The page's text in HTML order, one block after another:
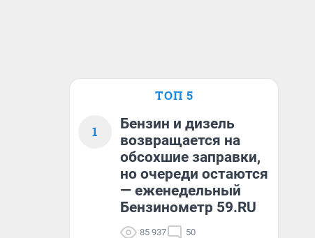
ТОП 5
1
Бензин и дизель
возвращается на
обсохшие заправки,
но очереди остаются
— еженедельный
Бензинометр 59.RU
85 937 50